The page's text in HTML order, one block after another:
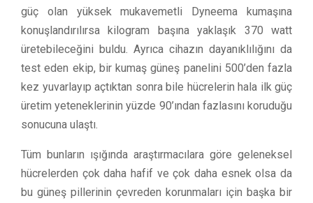
güç olan yüksek mukavemetli Dyneema kumaşına
konuşlandırılırsa kilogram başına yaklaşık 370 watt
üretebileceğini buldu. Ayrıca cihazın dayanıklılığını da
test eden ekip, bir kumaş güneş panelini 500’den fazla
kez yuvarlayıp açtıktan sonra bile hücrelerin hala ilk güç
üretim yeteneklerinin yüzde 90’ından fazlasını koruduğu
sonucuna ulaştı.
Tüm bunların ışığında araştırmacılara göre geleneksel
hücrelerden çok daha hafif ve çok daha esnek olsa da
bu güneş pillerinin çevreden korunmaları için başka bir